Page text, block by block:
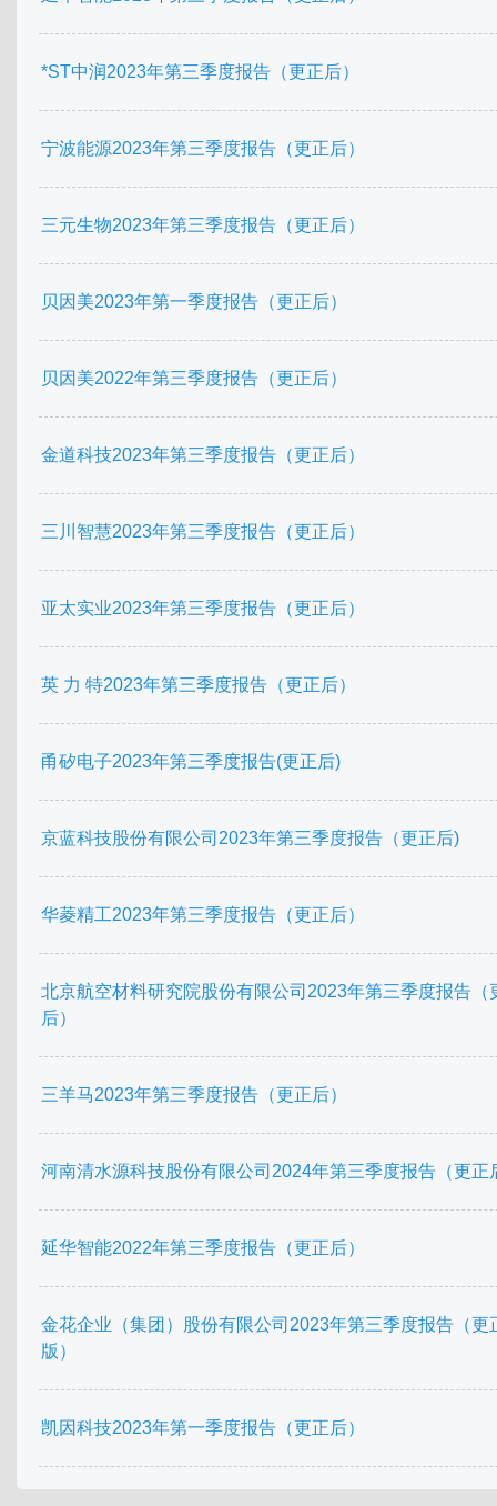
*ST中润2023年第三季度报告（更正后）
宁波能源2023年第三季度报告（更正后）
三元生物2023年第三季度报告（更正后）
贝因美2023年第一季度报告（更正后）
贝因美2022年第三季度报告（更正后）
金道科技2023年第三季度报告（更正后）
三川智慧2023年第三季度报告（更正后）
亚太实业2023年第三季度报告（更正后）
英 力 特2023年第三季度报告（更正后）
甬矽电子2023年第三季度报告(更正后)
京蓝科技股份有限公司2023年第三季度报告（更正后)
华菱精工2023年第三季度报告（更正后）
北京航空材料研究院股份有限公司2023年第三季度报告（
后）
三羊马2023年第三季度报告（更正后）
河南清水源科技股份有限公司2024年第三季度报告（更正
延华智能2022年第三季度报告（更正后）
金花企业（集团）股份有限公司2023年第三季度报告（更
版）
凯因科技2023年第一季度报告（更正后）